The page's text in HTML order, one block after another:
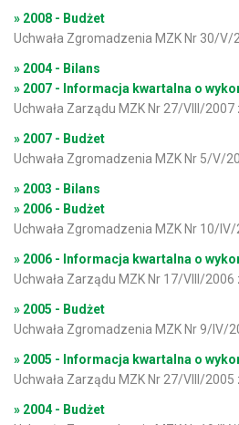
» 2008 - Budżet
Uchwała Zgromadzenia MZK Nr 30/V/
» 2004 - Bilans
» 2007 - Informacja kwartalna o
Uchwała Zarządu MZK Nr 27/VIII/2007
» 2007 - Budżet
Uchwała Zgromadzenia MZK Nr 5/V/
» 2003 - Bilans
» 2006 - Budżet
Uchwała Zgromadzenia MZK Nr 10/
» 2006 - Informacja kwartalna o
Uchwała Zarządu MZK Nr 17/VIII/2006
» 2005 - Budżet
Uchwała Zgromadzenia MZK Nr 9/IV/
» 2005 - Informacja kwartalna o
Uchwała Zarządu MZK Nr 27/VIII/2005
» 2004 - Budżet